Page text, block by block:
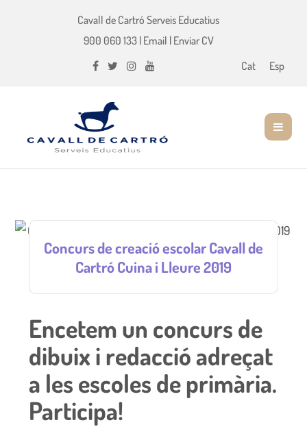
Cavall de Cartró Serveis Educatius
900 060 133| Email | Enviar CV
Cat
Esp
Concurs de creació escolar Cavall de
Cartró Cuina i Lleure 2019
Encetem un concurs de
dibuix i redacció adreçat
a les escoles de primària.
Participa!